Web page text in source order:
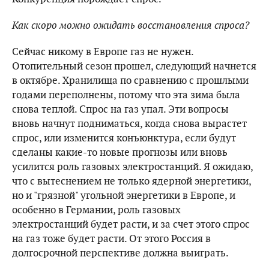
Как скоро можно ожидать восстановления спроса?
Сейчас никому в Европе газ не нужен.
Отопительный сезон прошел, следующий начнется
в октябре. Хранилища по сравнению с прошлыми
годами переполнены, потому что эта зима была
снова теплой. Спрос на газ упал. Эти вопросы
вновь начнут подниматься, когда снова вырастет
спрос, или изменится конъюнктура, если будут
сделаны какие-то новые прогнозы или вновь
усилится роль газовых электростанций. Я ожидаю,
что с вытеснением не только ядерной энергетики,
но и "грязной" угольной энергетики в Европе, и
особенно в Германии, роль газовых
электростанций будет расти, и за счет этого спрос
на газ тоже будет расти. От этого Россия в
долгосрочной перспективе должна выиграть.